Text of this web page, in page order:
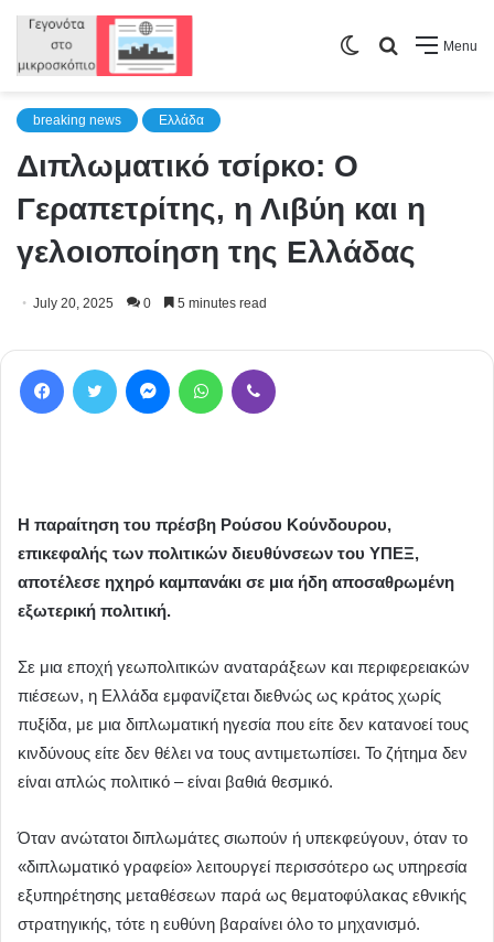
Menu
Search
Switch
breaking news Ελλάδα
Διπλωματικό τσίρκο: Ο
Γεραπετρίτης, η Λιβύη και η
γελοιοποίηση της Ελλάδας
July 20, 2025 0 5 minutes read
Facebook Twitter MessengerWhatsApp
Η παραίτηση του πρέσβη Ρούσου Κούνδουρου,
επικεφαλής των πολιτικών διευθύνσεων του ΥΠΕΞ,
αποτέλεσε ηχηρό καμπανάκι σε μια ήδη αποσαθρωμένη
εξωτερική πολιτική.
Σε μια εποχή γεωπολιτικών αναταράξεων και περιφερειακών
πιέσεων, η Ελλάδα εμφανίζεται διεθνώς ως κράτος χωρίς
πυξίδα, με μια διπλωματική ηγεσία που είτε δεν κατανοεί τους
κινδύνους είτε δεν θέλει να τους αντιμετωπίσει. Το ζήτημα δεν
είναι απλώς πολιτικό – είναι βαθιά θεσμικό.
Όταν ανώτατοι διπλωμάτες σιωπούν ή υπεκφεύγουν, όταν το
«διπλωματικό γραφείο» λειτουργεί περισσότερο ως υπηρεσία
εξυπηρέτησης μεταθέσεων παρά ως θεματοφύλακας εθνικής
στρατηγικής, τότε η ευθύνη βαραίνει όλο το μηχανισμό.